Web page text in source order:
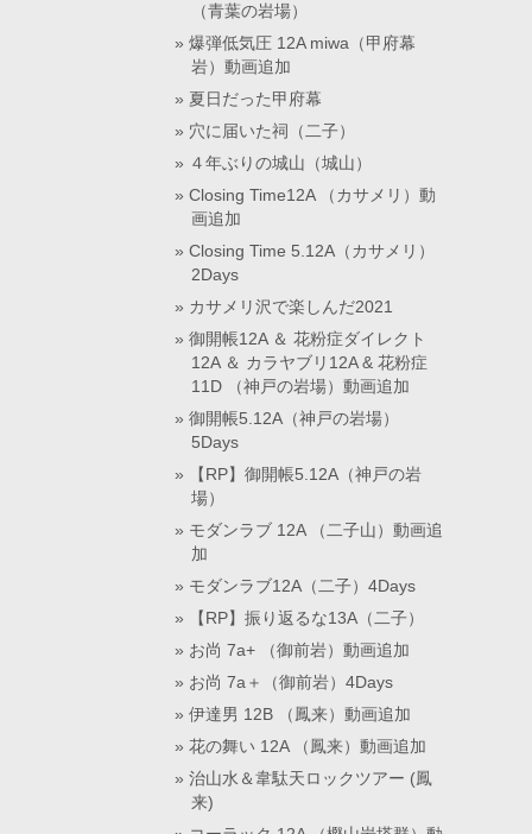
（青葉の岩場）
爆弾低気圧 12A miwa（甲府幕
岩）動画追加
夏日だった甲府幕
穴に届いた祠（二子）
４年ぶりの城山（城山）
Closing Time12A （カサメリ）動
画追加
Closing Time 5.12A（カサメリ）
2Days
カサメリ沢で楽しんだ2021
御開帳12A ＆ 花粉症ダイレクト
12A ＆ カラヤブリ12A & 花粉症
11D （神戸の岩場）動画追加
御開帳5.12A（神戸の岩場）
5Days
【RP】御開帳5.12A（神戸の岩
場）
モダンラブ 12A （二子山）動画追
加
モダンラブ12A（二子）4Days
【RP】振り返るな13A（二子）
お尚 7a+ （御前岩）動画追加
お尚 7a＋（御前岩）4Days
伊達男 12B （鳳来）動画追加
花の舞い 12A （鳳来）動画追加
治山水＆韋駄天ロックツアー (鳳
来)